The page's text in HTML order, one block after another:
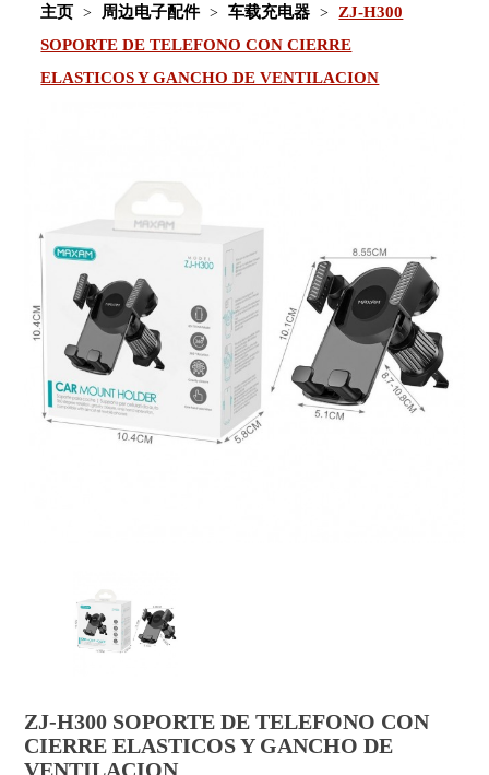
主页 周边电子配件 车载充电器
ZJ-H300
SOPORTE DE TELEFONO CON CIERRE
ELASTICOS Y GANCHO DE VENTILACION
ZJ-H300 SOPORTE DE TELEFONO CON
CIERRE ELASTICOS Y GANCHO DE
VENTILACION